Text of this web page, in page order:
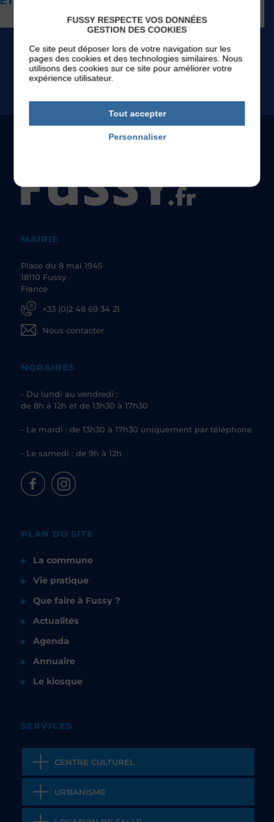
TOUS LES ÉVÉNEMENTS
MAIRIE
Place du 8 mai 1945
18110 Fussy
France
+33 (0)2 48 69 34 21
Nous contacter
HORAIRES
- Du lundi au vendredi :
de 8h à 12h et de 13h30 à 17h30
- Le mardi : de 13h30 à 17h30 uniquement par téléphone
- Le samedi : de 9h à 12h
PLAN DU SITE
La commune
Vie pratique
Que faire à Fussy ?
Actualités
Agenda
Annuaire
Le kiosque
SERVICES
CENTRE CULTUREL
URBANISME
FUSSY RESPECTE VOS DONNÉES
GESTION DES COOKIES
Ce site peut déposer lors de votre navigation sur les
pages des cookies et des technologies similaires. Nous
utilisons des cookies sur ce site pour améliorer votre
expérience utilisateur.
Tout accepter
Personnaliser